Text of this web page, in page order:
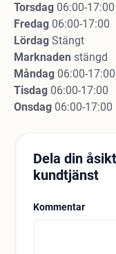
Torsdag 06:00-17:00
Fredag 06:00-17:00
Lördag Stängt
Marknaden stängd
Måndag 06:00-17:00
Tisdag 06:00-17:00
Onsdag 06:00-17:00
Dela din
kundtjänst
Kommentar